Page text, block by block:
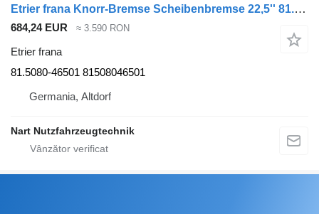
Etrier frana Knorr-Bremse Scheibenbremse 22,5'' 81.5080-46501 pentru camion MAN TGS TGX
684,24 EUR ≈ 3.590 RON
Etrier frana
81.5080-46501 81508046501
Germania, Altdorf
Nart Nutzfahrzeugtechnik